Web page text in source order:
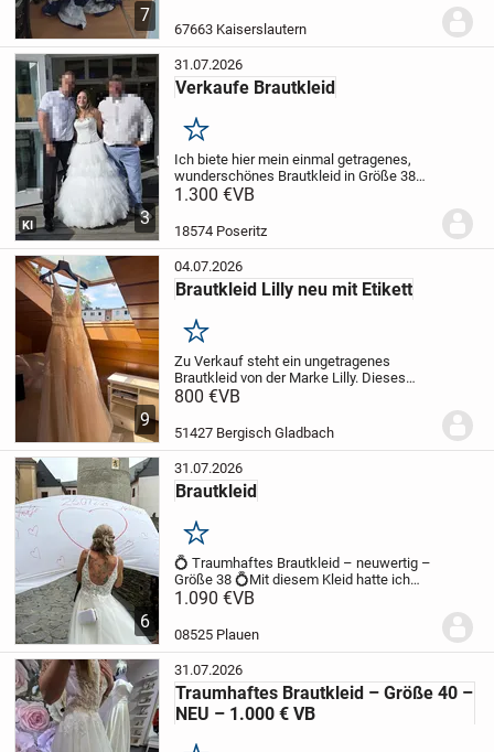
7
eine unvergessliche Hochzeit. Es...
67663 Kaiserslautern
3
KI
31.07.2026
Verkaufe Brautkleid
Merken
Ich biete hier mein einmal getragenes,
wunderschönes Brautkleid in Größe 38
an, inklusive passendem Reifrock in
professionell gereinigt und ist bereit für
1.300 €VB
18574 Poseritz
9
04.07.2026
Brautkleid Lilly neu mit Etikett
Merken
Zu Verkauf steht ein ungetragenes
Brautkleid von der Marke Lilly. Dieses
wurde 2020 im Store in Köln gekauft.
Hochzeit ausgefallen. Das Kleid ist neu
800 €VB
51427 Bergisch Gladbach
6
31.07.2026
Brautkleid
Merken
💍 Traumhaftes Brautkleid – neuwertig –
Größe 38 💍Mit diesem Kleid hatte ich
meinen perfekten Moment – und genau
Ich verkaufe mein wunderschönes,
1.090 €VB
08525 Plauen
31.07.2026
Traumhaftes Brautkleid – Größe 40 –
NEU – 1.000 € VB